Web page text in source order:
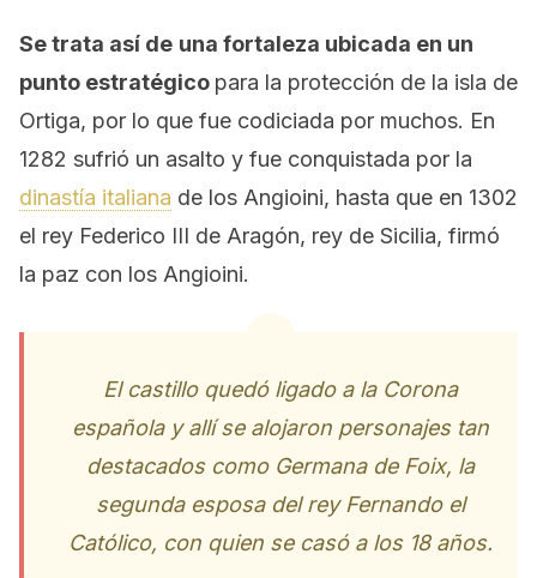
Se trata así de una fortaleza ubicada en un
punto estratégico para la protección de la isla de
Ortiga, por lo que fue codiciada por muchos. En
1282 sufrió un asalto y fue conquistada por la
dinastía italiana de los Angioini, hasta que en 1302
el rey Federico III de Aragón, rey de Sicilia, firmó
la paz con los Angioini.
El castillo quedó ligado a la Corona
española y allí se alojaron personajes tan
destacados como Germana de Foix, la
segunda esposa del rey Fernando el
Católico, con quien se casó a los 18 años.